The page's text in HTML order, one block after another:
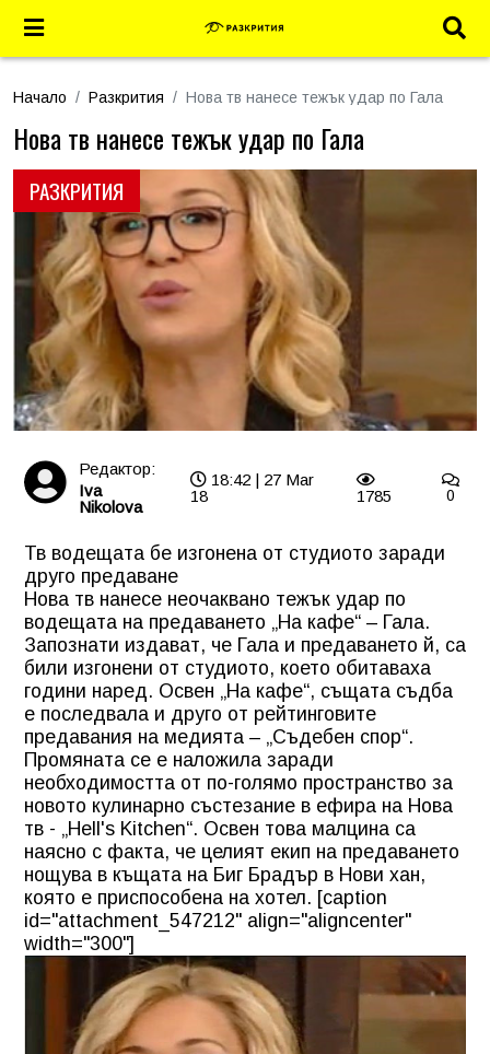
Начало Разкрития Нова тв нанесе тежък удар по Гала
РАЗКРИТИЯ
Нова тв нанесе тежък удар по Гала
Редактор:
Iva
Nikolova
18:42 | 27 Mar
18
1785 0
Тв водещата бе изгонена от студиото заради
друго предаване
Нова тв нанесе неочаквано тежък удар по
водещата на предаването „На кафе“ – Гала.
Запознати издават, че Гала и предаването й, са
били изгонени от студиото, което обитаваха
години наред. Освен „На кафе“, същата съдба
е последвала и друго от рейтинговите
предавания на медията – „Съдебен спор“.
Промяната се е наложила заради
необходимостта от по-голямо пространство за
новото кулинарно състезание в ефира на Нова
тв - „Hell's Kitchen“. Освен това малцина са
наясно с факта, че целият екип на предаването
нощува в къщата на Биг Брадър в Нови хан,
която е приспособена на хотел. [caption
id="attachment_547212" align="aligncenter"
width="300"]